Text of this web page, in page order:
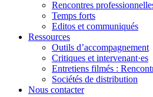
Rencontres
Temps forts
Editos et communiqués
Ressources
Outils d’accompagnement
Critiques et intervenant·es
Entretiens filmés :
Sociétés de distribution
Nous contacter